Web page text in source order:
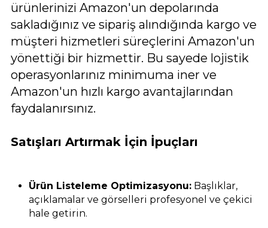
ürünlerinizi Amazon'un depolarında
sakladığınız ve sipariş alındığında kargo ve
müşteri hizmetleri süreçlerini Amazon'un
yönettiği bir hizmettir. Bu sayede lojistik
operasyonlarınız minimuma iner ve
Amazon'un hızlı kargo avantajlarından
faydalanırsınız.
Satışları Artırmak İçin İpuçları
Ürün Listeleme Optimizasyonu: Başlıklar,
açıklamalar ve görselleri profesyonel ve çekici
hale getirin.